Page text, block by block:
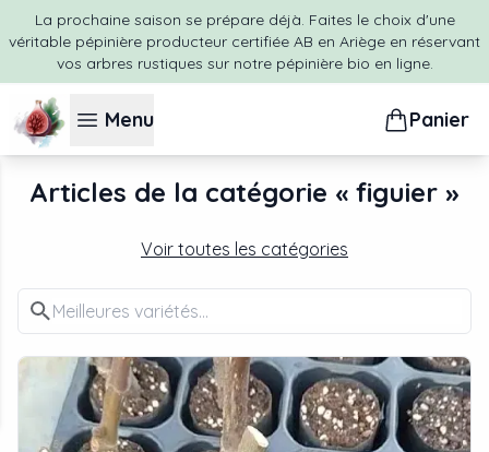
La prochaine saison se prépare déjà. Faites le choix d'une
véritable pépinière producteur certifiée AB en Ariège en réservant
vos arbres rustiques sur notre pépinière bio en ligne.
Menu Panier
Articles de la catégorie « figuier »
Voir toutes les catégories